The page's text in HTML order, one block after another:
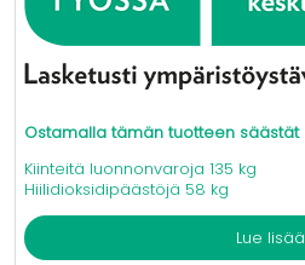
Ostamalla tämän tuotteen säästät
Kiinteitä luonnonvaroja 135 kg
Hiilidioksidipäästöjä 58 kg
Lue lisää